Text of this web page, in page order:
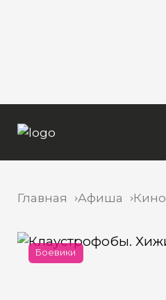
Главная Афиша Кино
Боевики